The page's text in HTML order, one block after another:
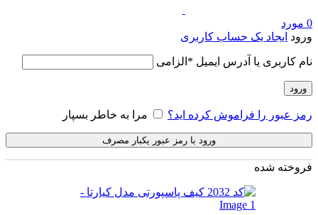
0 مورد
ورود ایجاد یک حساب کاربری
نام کاربری یا آدرس ایمیل * الزامی
ورود
رمز عبور را فراموش کرده اید؟ مرا به خاطر بسپار
ورود با رمز عبور یکبار مصرف
فروخته شده